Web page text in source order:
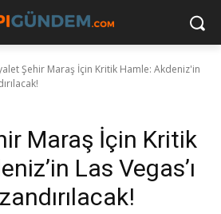
Şehir Maraş İçin Kritik Hamle: Akdeniz'in
Maraş İçin Kritik
Las Vegas’ı